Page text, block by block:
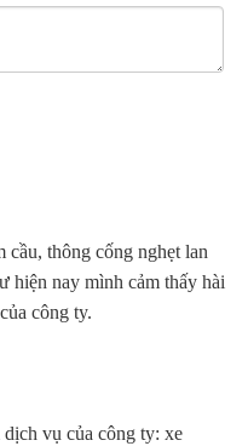
thông cống nghẹt lan
hiện nay mình cảm thấy hài
công ty.
vụ của công ty: xe